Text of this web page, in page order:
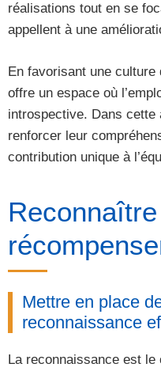
réalisations tout en se
appellent à une
En favorisant une culture
offre un espace où
introspective. Dans cette
renforcer leur
contribution unique à
Mettre en place
reconnaissance
La reconnaissance est